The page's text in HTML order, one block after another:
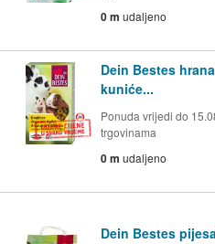
0 m udaljeno
Dein Bestes
kuniće...
Ponuda vrijedi do
trgovinama
0 m udaljeno
Dein Bestes